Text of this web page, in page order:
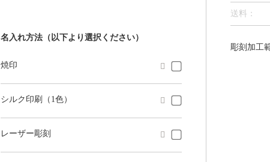
名入れ方法（以下より選択ください）
焼印 
シルク印刷（1色） 
レーザー彫刻 
送料：
彫刻加工